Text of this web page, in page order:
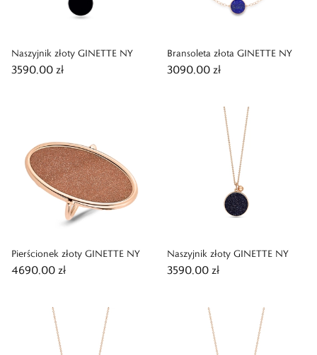
Naszyjnik złoty GINETTE NY
3590,00 zł
Bransoleta złota GINETTE NY
3090,00 zł
Pierścionek złoty GINETTE NY
4690,00 zł
Naszyjnik złoty GINETTE NY
3590,00 zł